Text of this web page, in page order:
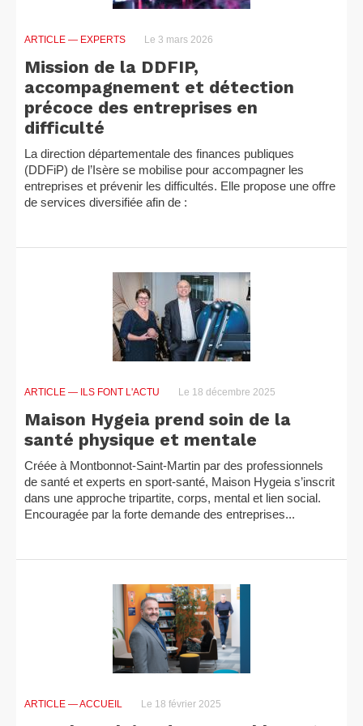
ARTICLE — EXPERTS Le 3 mars 2026
Mission de la DDFIP,
accompagnement et détection
précoce des entreprises en
difficulté
La direction départementale des finances publiques
(DDFiP) de l’Isère se mobilise pour accompagner les
entreprises et prévenir les difficultés. Elle propose une offre
de services diversifiée afin de :
ARTICLE — ILS FONT L'ACTU Le 18 décembre 2025
Maison Hygeia prend soin de la
santé physique et mentale
Créée à Montbonnot-Saint-Martin par des professionnels
de santé et experts en sport-santé, Maison Hygeia s’inscrit
dans une approche tripartite, corps, mental et lien social.
Encouragée par la forte demande des entreprises...
ARTICLE — ACCUEIL Le 18 février 2025